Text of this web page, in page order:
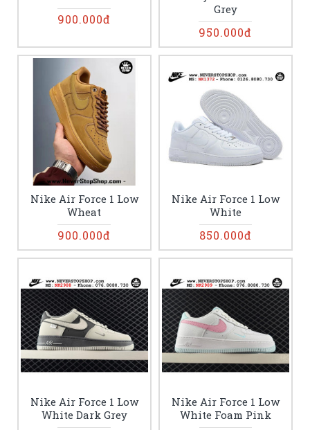
900.000đ
Grey
950.000đ
Nike Air Force 1 Low
Wheat
900.000đ
Nike Air Force 1 Low
White
850.000đ
Nike Air Force 1 Low
White Dark Grey
Nike Air Force 1 Low
White Foam Pink